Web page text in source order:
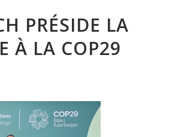
PRÉSIDE LA
À LA COP29